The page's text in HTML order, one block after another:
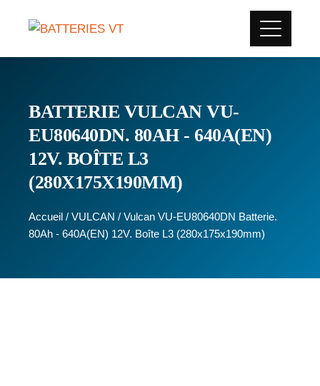
BATTERIE VULCAN VU-
EU80640DN. 80AH - 640A(EN)
12V. BOÎTE L3
(280X175X190MM)
Accueil / VULCAN / Vulcan VU-EU80640DN Batterie.
80Ah - 640A(EN) 12V. Boîte L3 (280x175x190mm)